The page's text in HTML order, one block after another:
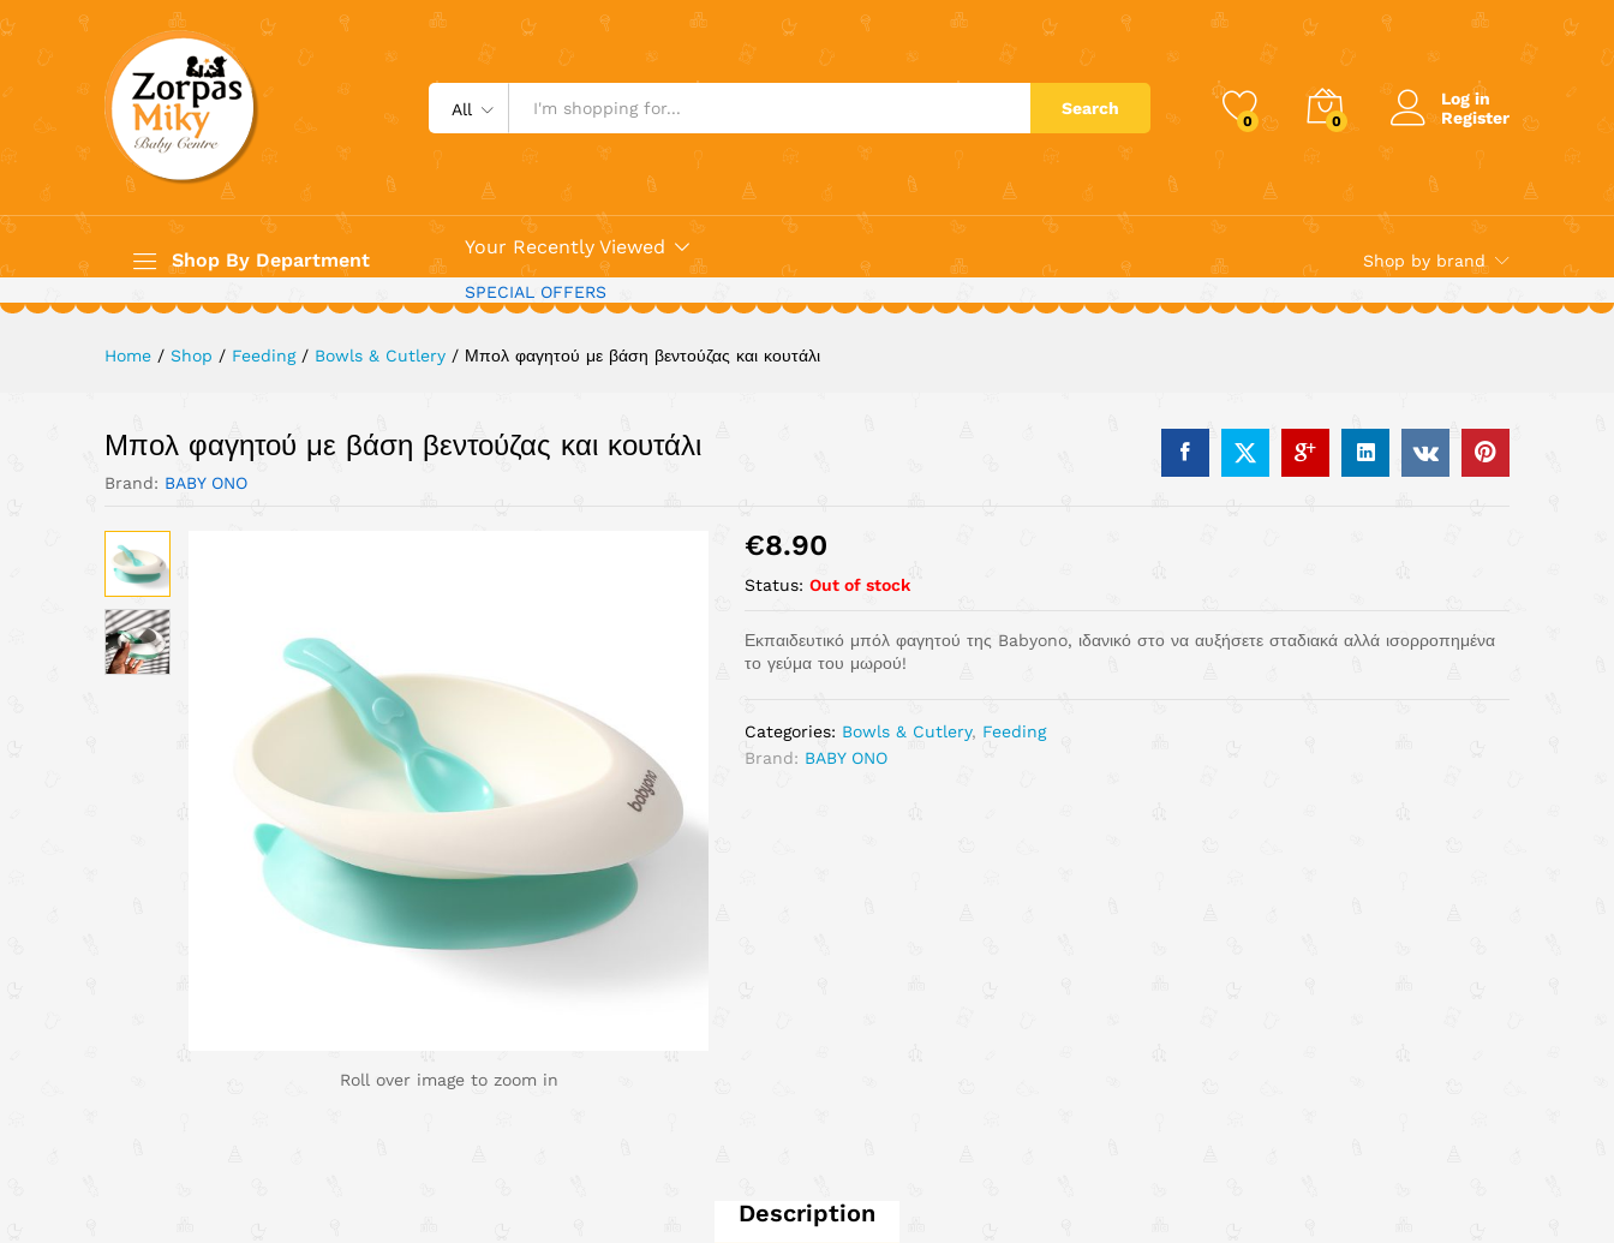
All Search
0 0
Log in
Register
Shop By Department
Your Recently Viewed
SPECIAL OFFERS
Shop by brand
Home / Shop / Feeding / Bowls & Cutlery / Μπολ φαγητού με βάση βεντούζας και κουτάλι
Μπολ φαγητού με βάση βεντούζας και κουτάλι
Brand: BABY ONO
Roll over image to zoom in
€8.90
Status: Out of stock
Εκπαιδευτικό μπόλ φαγητού της Babyono, ιδανικό στο να αυξήσετε σταδιακά αλλά ισορροπημένα
το γεύμα του μωρού!
Categories: Bowls & Cutlery, Feeding
Brand: BABY ONO
Description
Description
8.90